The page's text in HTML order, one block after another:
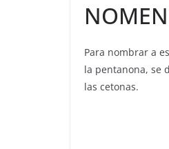
Para nombrar a
la pentanona, se
las cetonas.